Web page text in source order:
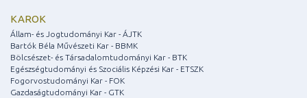
KAROK
Állam- és Jogtudományi Kar - ÁJTK
Bartók Béla Művészeti Kar - BBMK
Bölcsészet- és Társadalomtudományi Kar - BTK
Egészségtudományi és Szociális Képzési Kar - ETSZK
Fogorvostudományi Kar - FOK
Gazdaságtudományi Kar - GTK